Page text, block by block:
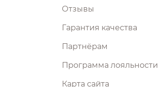
Отзывы
Гарантия качества
Партнёрам
Программа лояльности
Карта сайта